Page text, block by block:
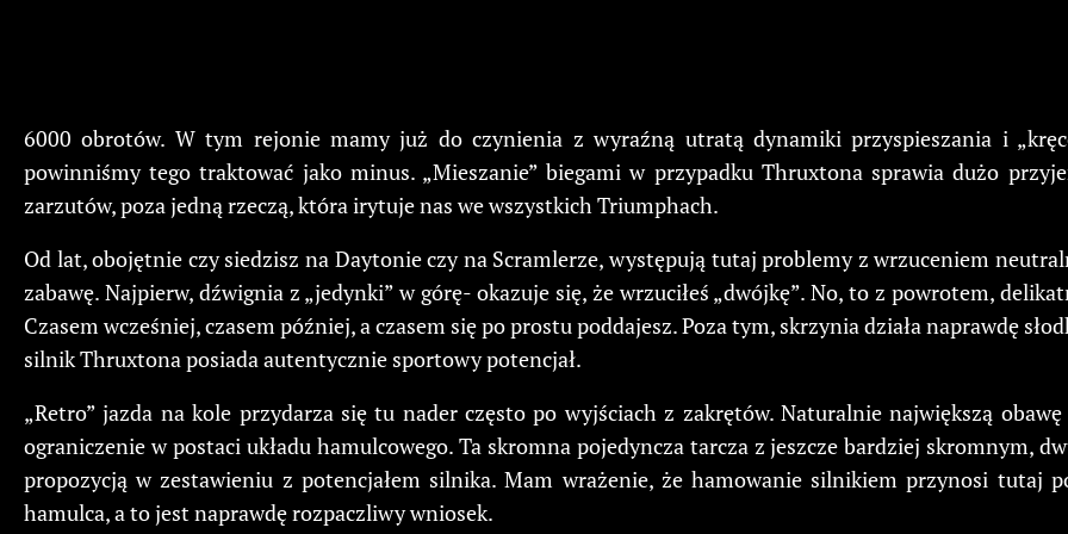
6000 obrotów. W tym rejonie mamy już do czynienia z wyraźną utratą dynamiki przyspieszania i
powinniśmy tego traktować jako minus. „Mieszanie” biegami w przypadku Thruxtona sprawia dużo
zarzutów, poza jedną rzeczą, która irytuje nas we wszystkich Triumphach.
Od lat, obojętnie czy siedzisz na Daytonie czy na Scramlerze, występują tutaj problemy z wrzuceniem
zabawę. Najpierw, dźwignia z „jedynki” w górę- okazuje się, że wrzuciłeś „dwójkę”. No, to z powrotem,
Czasem wcześniej, czasem później, a czasem się po prostu poddajesz. Poza tym, skrzynia działa naprawdę
silnik Thruxtona posiada autentycznie sportowy potencjał.
„Retro” jazda na kole przydarza się tu nader często po wyjściach z zakrętów. Naturalnie największą
ograniczenie w postaci układu hamulcowego. Ta skromna pojedyncza tarcza z jeszcze bardziej skromnym,
propozycją w zestawieniu z potencjałem silnika. Mam wrażenie, że hamowanie silnikiem przynosi tutaj
hamulca, a to jest naprawdę rozpaczliwy wniosek.